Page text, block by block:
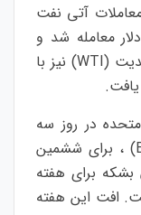
معاملات آتی نفت
با افت 0.68 درصدی در 74.25 دلار معامله شد و
معاملات آتی نفت وست تگزاس اینترمدیت (WTI) نیز با
در روز سه
شنبه از اداره اطلاعات انرژی آمریکا(EIA) ، برای ششمین
7.897 میلیون بشکه برای هفته
کاهش یافت. افت این هفته